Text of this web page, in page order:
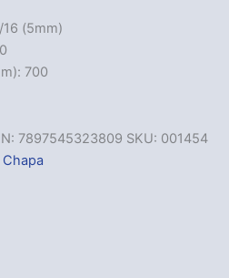
(5mm)
700
7897545323809 SKU: 001454